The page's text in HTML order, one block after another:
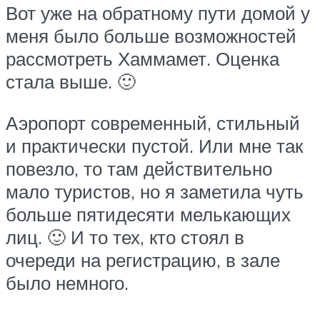
Вот уже на обратному пути домой у
меня было больше возможностей
рассмотреть Хаммамет. Оценка
стала выше. 🙂
Аэропорт современный, стильный
и практически пустой. Или мне так
повезло, то там действительно
мало туристов, но я заметила чуть
больше пятидесяти мелькающих
лиц. 🙂 И то тех, кто стоял в
очереди на регистрацию, в зале
было немного.